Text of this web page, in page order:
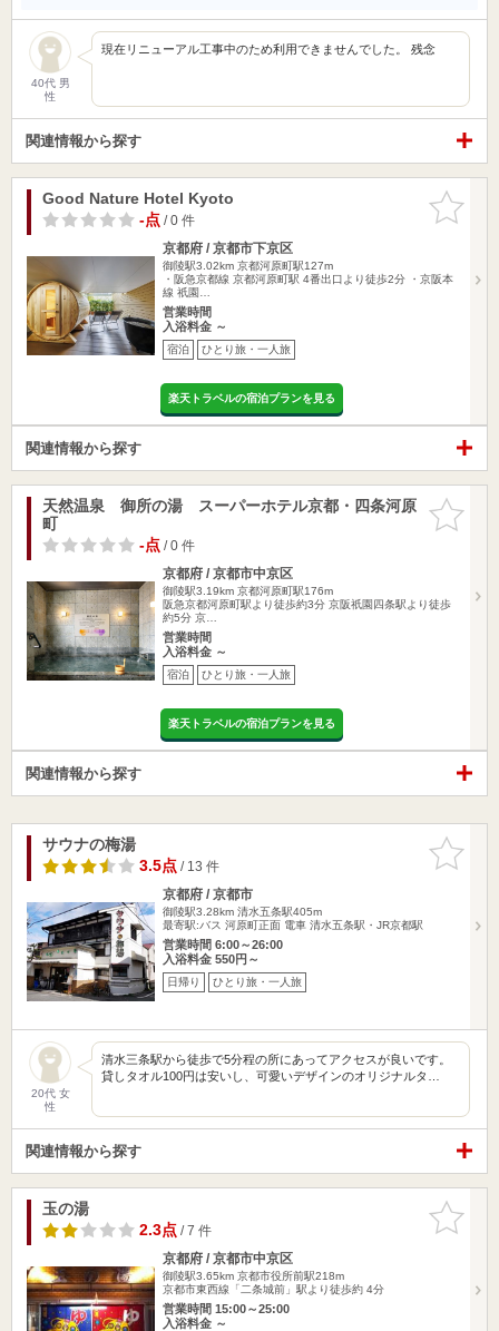
40代 男
性
現在リニューアル工事中のため利用できませんでした。 残念
関連情報から探す
お気に入
りに追加
Good Nature Hotel Kyoto
-点/ 0 件
京都府 / 京都市下京区
御陵駅3.02km 京都河原町駅127m
・阪急京都線 京都河原町駅 4番出口より徒歩2分 ・京阪本
線 祇園…
営業時間
入浴料金 ～
宿泊 ひとり旅・一人旅
楽天トラベルの宿泊プランを見る
関連情報から探す
お気に入
りに追加
天然温泉 御所の湯 スーパーホテル京都・四条河原
町
-点/ 0 件
京都府 / 京都市中京区
御陵駅3.19km 京都河原町駅176m
阪急京都河原町駅より徒歩約3分 京阪祇園四条駅より徒歩
約5分 京…
営業時間
入浴料金 ～
宿泊 ひとり旅・一人旅
楽天トラベルの宿泊プランを見る
関連情報から探す
お気に入
りに追加
サウナの梅湯
3.5点/ 13 件
京都府 / 京都市
御陵駅3.28km 清水五条駅405m
最寄駅:バス 河原町正面 電車 清水五条駅・JR京都駅
営業時間 6:00～26:00
入浴料金 550円～
日帰り ひとり旅・一人旅
20代 女
性
清水三条駅から徒歩で5分程の所にあってアクセスが良いです。
貸しタオル100円は安いし、可愛いデザインのオリジナルタ…
関連情報から探す
お気に入
りに追加
玉の湯
2.3点/ 7 件
京都府 / 京都市中京区
御陵駅3.65km 京都市役所前駅218m
京都市東西線「二条城前」駅より徒歩約 4分
営業時間 15:00～25:00
入浴料金 ～